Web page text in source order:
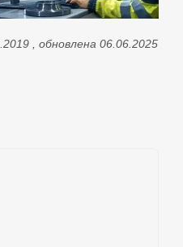
, обновлена 06.06.2025